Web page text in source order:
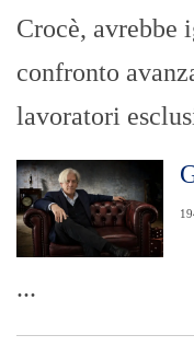
Crocè, avrebbe
confronto
lavoratori
...